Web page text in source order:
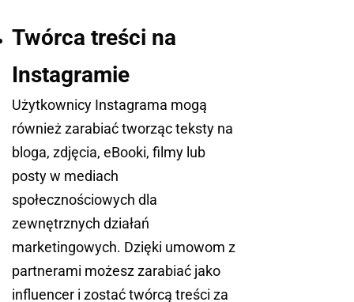
Twórca treści na
Instagramie
Użytkownicy Instagrama mogą
również zarabiać tworząc teksty na
bloga, zdjęcia, eBooki, filmy lub
posty w mediach
społecznościowych dla
zewnętrznych działań
marketingowych. Dzięki umowom z
partnerami możesz zarabiać jako
influencer i zostać twórcą treści za